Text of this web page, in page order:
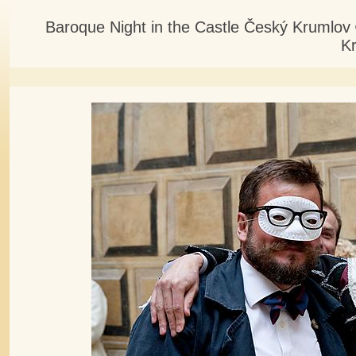
Baroque Night in the Castle Český